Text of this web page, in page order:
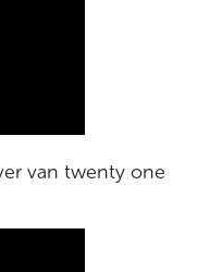
van twenty one